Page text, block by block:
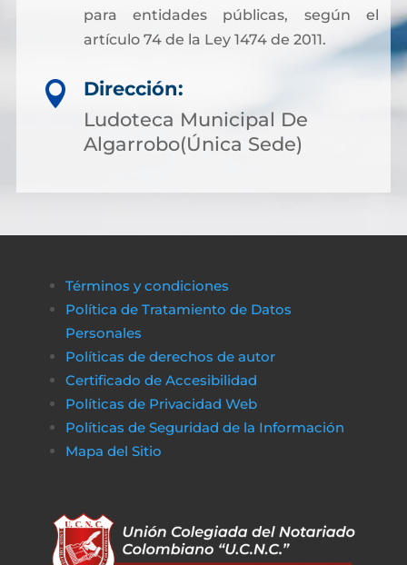
para entidades públicas, según el
artículo 74 de la Ley 1474 de 2011.

Dirección:
Ludoteca Municipal De
Algarrobo(Única Sede)
Términos y condiciones
Política de Tratamiento de Datos
Personales
Políticas de derechos de autor
Certificado de Accesibilidad
Políticas de Privacidad Web
Políticas de Seguridad de la Información
Mapa del Sitio